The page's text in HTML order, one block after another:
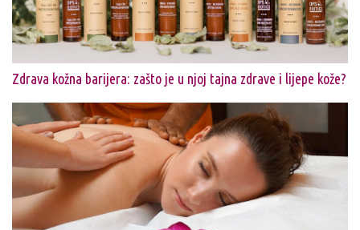
Zdrava kožna barijera: zašto je u njoj tajna zdrave i lijepe kože?